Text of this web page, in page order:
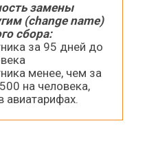
замены
(change name)
сбора:
за 95 дней до
менее, чем за
на человека,
авиатарифах.